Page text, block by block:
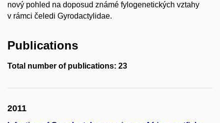
nový pohled na doposud známé fylogenetických vztahy
v rámci čeledi Gyrodactylidae.
Publications
Total number of publications: 23
2011